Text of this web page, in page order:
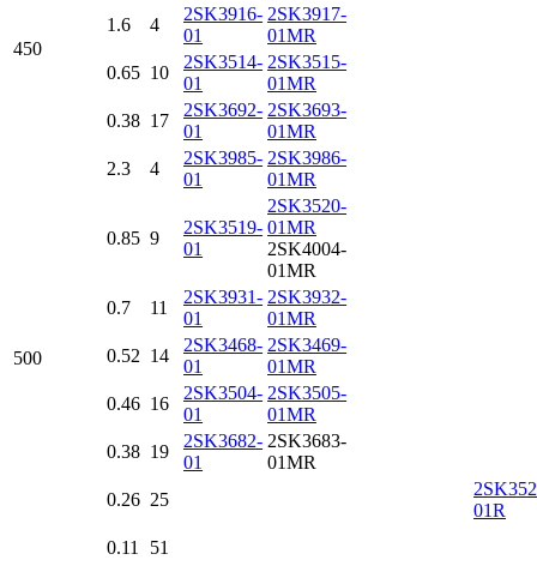
450
1.6
4
2SK3916-
01
2SK3917-
01MR
0.65 10
2SK3514-
01
2SK3515-
01MR
0.38 17
2SK3692-
01
2SK3693-
01MR
500
2.3 4
2SK3985-
01
2SK3986-
01MR
0.85 9
2SK3519-
01
2SK3520-
01MR
2SK4004-
01MR
0.7
11
2SK3931-
01
2SK3932-
01MR
0.52 14
2SK3468-
01
2SK3469-
01MR
0.46 16
2SK3504-
01
2SK3505-
01MR
0.38 19
2SK3682-
01
2SK3683-
01MR
0.26 25
01R
0.11
51